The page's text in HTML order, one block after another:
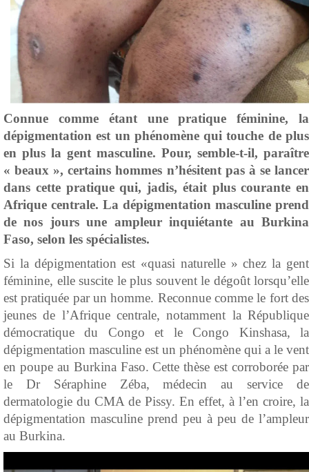
Connue comme étant une pratique féminine, la
dépigmentation est un phénomène qui touche de plus
en plus la gent masculine. Pour, semble-t-il, paraître
« beaux », certains hommes n’hésitent pas à se lancer
dans cette pratique qui, jadis, était plus courante en
Afrique centrale. La dépigmentation masculine prend
de nos jours une ampleur inquiétante au Burkina
Faso, selon les spécialistes.
Si la dépigmentation est «quasi naturelle » chez la gent
féminine, elle suscite le plus souvent le dégoût lorsqu’elle
est pratiquée par un homme. Reconnue comme le fort des
jeunes de l’Afrique centrale, notamment la République
démocratique du Congo et le Congo Kinshasa, la
dépigmentation masculine est un phénomène qui a le vent
en poupe au Burkina Faso. Cette thèse est corroborée par
le Dr Séraphine Zéba, médecin au service de
dermatologie du CMA de Pissy. En effet, à l’en croire, la
dépigmentation masculine prend peu à peu de l’ampleur
au Burkina.